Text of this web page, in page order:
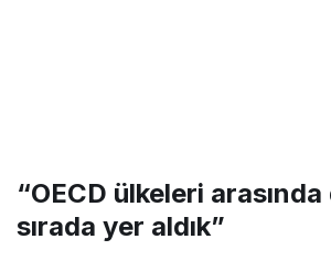
“OECD ülkeleri
sırada yer aldık”